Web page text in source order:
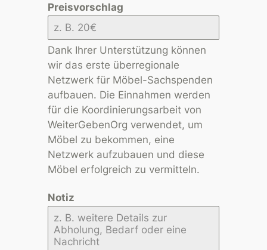
Preisvorschlag
Dank Ihrer Unterstützung können
wir das erste überregionale
Netzwerk für Möbel-Sachspenden
aufbauen. Die Einnahmen werden
für die Koordinierungsarbeit von
WeiterGebenOrg verwendet, um
Möbel zu bekommen, eine
Netzwerk aufzubauen und diese
Möbel erfolgreich zu vermitteln.
Notiz